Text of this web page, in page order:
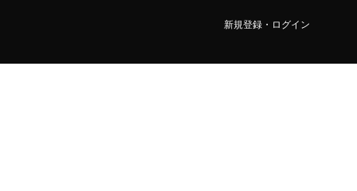
新規登録・ログイン